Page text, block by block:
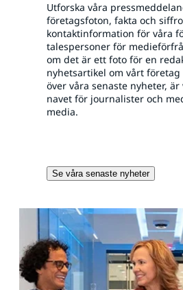
Utforska våra
företagsfoton, fakta och
kontaktinformation för våra
talespersoner för
om det är ett foto för en
nyhetsartikel om vårt
över våra senaste nyheter,
navet för journalister och
media.
Se våra senaste nyheter